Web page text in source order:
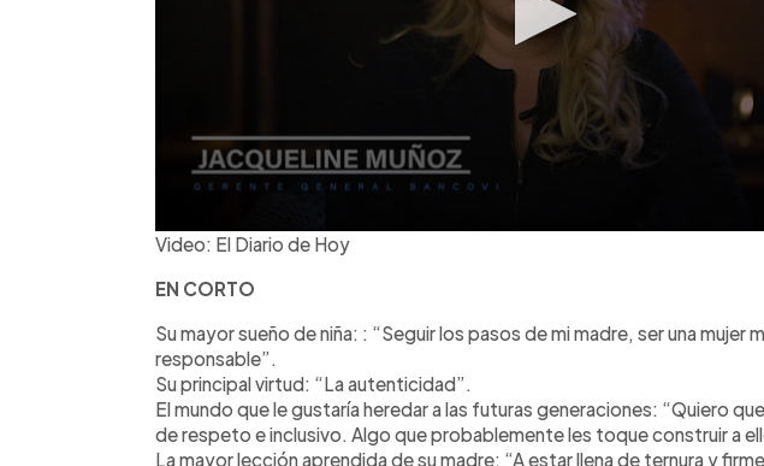
Video: El Diario de Hoy
EN CORTO
Su mayor sueño de niña: : “Seguir los pasos de mi madre, ser una mujer
responsable”.
Su principal virtud: “La autenticidad”.
El mundo que le gustaría heredar a las futuras generaciones: “Quiero
de respeto e inclusivo. Algo que probablemente les toque construir a
La mayor lección aprendida de su madre: “A estar llena de ternura y